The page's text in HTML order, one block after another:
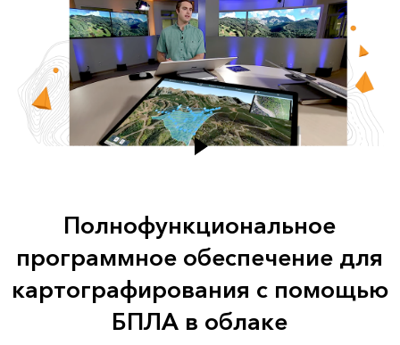
Полнофункциональное
программное обеспечение для
картографирования с помощью
БПЛА в облаке